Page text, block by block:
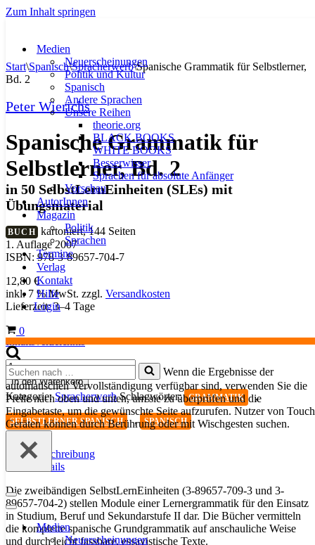
Zum Inhalt springen
Medien
Neuerscheinungen
Politik und Kultur
Spanisch
Andere Sprachen
Unsere Reihen
theorie.org
BLACK BOOKS
WHITE BOOKS
Besserwisser
Sprachen für absolute Anfänger
Vorschau
AutorInnen
Magazin
Politik
Sprachen
Termine
Verlag
Kontakt
Hilfe
Login
Warenkorb
0
Suchen
nach …
Wenn die Ergebnisse der
automatischen Vervollständigung verfügbar sind, verwenden Sie die
Pfeile nach oben und unten, um sie zu überprüfen und die
Eingabetaste, um die gewünschte Seite aufzurufen. Nutzer von
Geräten können durch Berührung oder mit Wischgesten suchen.
Navigationsmenü
Navigationsmenü
Medien
Neuerscheinungen
Start\Spanisch\Spracherwerb\Spanische Grammatik für Selbstlerner,
Bd. 2
Peter Wierichs
Spanische Grammatik für
Selbstlerner, Bd. 2
in 50 SelbstLernEinheiten (SLEs) mit
Übungsmaterial
BUCH kartoniert, 144 Seiten
1. Auflage 2007
ISBN: 978-3-89657-704-7
12,80 €
inkl. 7 % MwSt. zzgl. Versandkosten
Lieferzeit:3–4 Tage
Inhaltsverzeichnis
Spanische
Grammatik
für
Selbstlerner,
Bd.
2
Menge
In den Warenkorb
Kategorie:Spracherwerb Schlagwörter: GRAMMATIK ,
SELBSTLERNER SPANISCH , SPANISCH
Beschreibung
Details
Die zweibändigen SelbstLernEinheiten (3-89657-709-3 und 3-
89657-704-2) stellen Module einer Lernergrammatik für den Einsatz
in Studium, Beruf und Sekundarstufe II dar. Die Bücher vermitteln
die komplette spanische Grundgrammatik auf anschauliche Weise
und durch leicht fassbare, essayistische Texte.